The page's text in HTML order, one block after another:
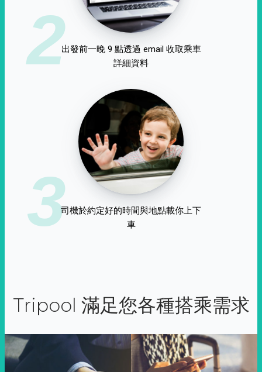
2出發前一晚 9 點透過 email 收取乘車
詳細資料
3司機於約定好的時間與地點載你上下
車
Tripool 滿足您各種搭乘需求